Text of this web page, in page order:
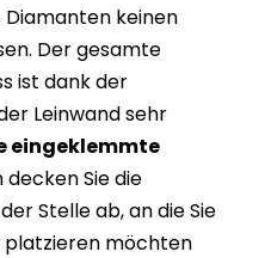
Diamanten keinen
Der gesamte
ist dank der
Leinwand sehr
eingeklemmte
decken Sie die
Stelle ab, an die Sie
platzieren möchten